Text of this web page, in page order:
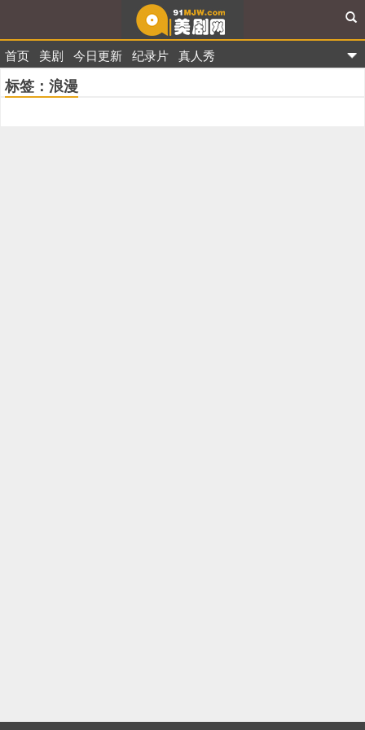
首页 美剧 今日更新 纪录片 真人秀
标签：浪漫